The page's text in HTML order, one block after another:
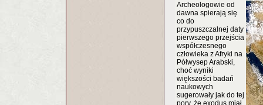
Archeologowie od
dawna spierają się
co do
przypuszczalnej daty
pierwszego przejścia
współczesnego
człowieka z Afryki na
Półwysep Arabski,
choć wyniki
większości badań
naukowych
sugerowały jak do tej
pory, że exodus miał